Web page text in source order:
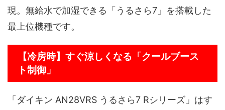
現。無給水で加湿できる「うるさら7」を搭載した
最上位機種です。
【冷房時】すぐ涼しくなる「クールブース
ト制御」
「ダイキン AN28VRS うるさら7 Rシリーズ」はす